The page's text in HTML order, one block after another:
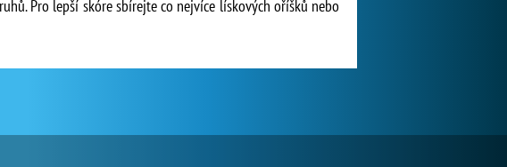
Pro lepší skóre sbírejte co nejvíce lískových oříšků nebo